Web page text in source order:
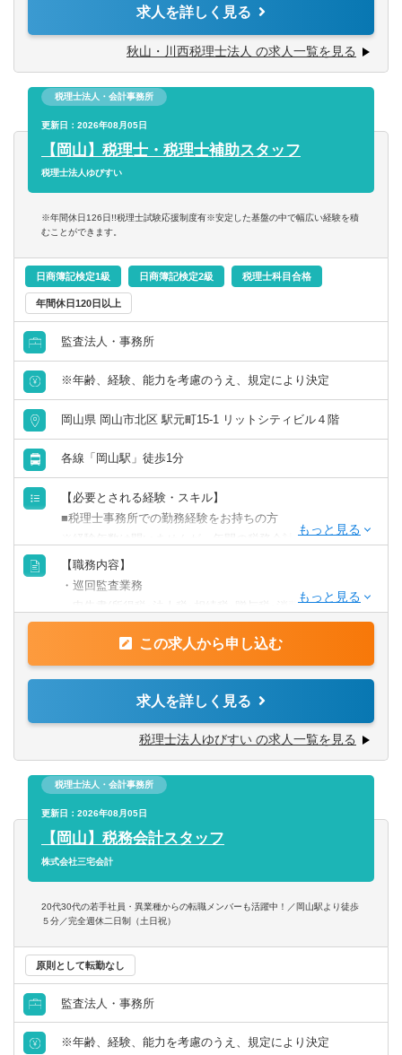
自計化は9割ほどとなっており、記帳業務はほぼ預かってい
ないため、クライアントとのコミュニケーションに注力が
また相続のスペシャリストが在籍しているため、相続のニ
ーズへの対応も可能な税理士法人です。
求人を詳しく見る
秋山・川西税理士法人 の求人一覧を見る
税理士法人・会計事務所
更新日：2026年08月05日
【岡山】税理士・税理士補助スタッフ
税理士法人ゆびすい
※年間休日126日!!税理士試験応援制度有※安定した基盤の中で幅広い経験を積
むことができます。
日商簿記検定1級 日商簿記検定2級 税理士科目合格
年間休日120日以上
監査法人・事務所
※年齢、経験、能力を考慮のうえ、規定により決定
岡山県 岡山市北区 駅元町15-1 リットシティビル４階
各線「岡山駅」徒歩1分
【必要とされる経験・スキル】
■税理士事務所での勤務経験をお持ちの方
※経験年数は問いませんが、年間の税務会計業務の流れを
理解している方を想定しています。
■日商簿記2級以上（法人税法・消費税法・相続税法のいず
【歓迎される経験・スキル】
■法人税法・消費税法・相続税法を勉強中または科目合格者
の方は優遇・歓迎します
【求められる人物像】
◇協調性・コミュニケーション能力の高い方
◇チャレンジ精神旺盛な方
◇基本的なPCスキル（Word、Excel）をお持ちの方
【職務内容】
・巡回監査業務
・申告書(所得税･法人税･相続税･贈与税･消費税等)･申請
・決算の指導および決算書の作成
・税務調査立ち会い
・新設法人への指導(相談会の実施) 等
の公益法人まで、様々な業種のお客様の税務会計業務
この求人から申し込む
求人を詳しく見る
税理士法人ゆびすい の求人一覧を見る
税理士法人・会計事務所
更新日：2026年08月05日
【岡山】税務会計スタッフ
株式会社三宅会計
20代30代の若手社員・異業種からの転職メンバーも活躍中！／岡山駅より徒歩
５分／完全週休二日制（土日祝）
原則として転勤なし
監査法人・事務所
※年齢、経験、能力を考慮のうえ、規定により決定